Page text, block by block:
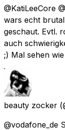
@KatiLeeCore
wars echt
geschaut. Evtl.
auch
;) Mal sehen
beauty zocker
@vodafone_de